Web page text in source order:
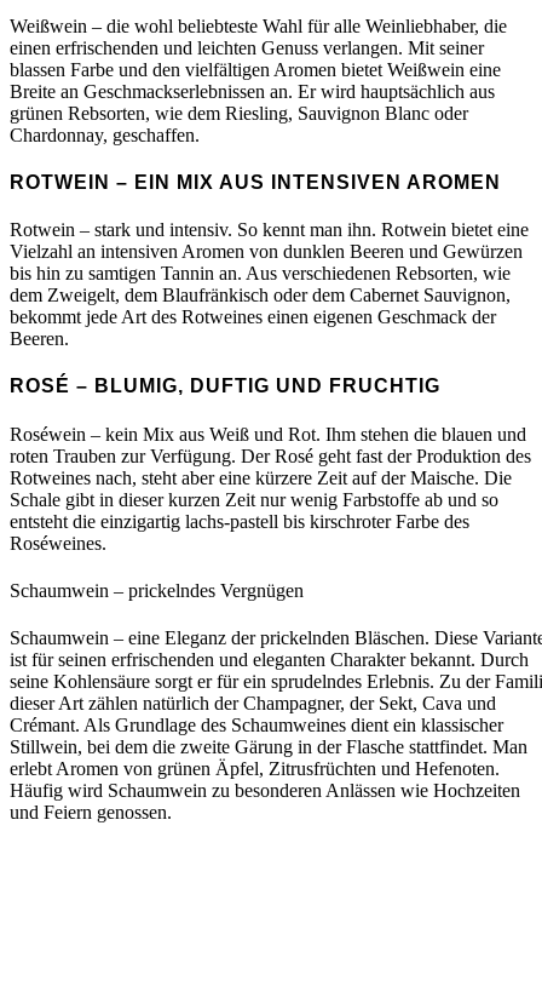
Weißwein – die wohl beliebteste Wahl für alle Weinliebhaber, die
einen erfrischenden und leichten Genuss verlangen. Mit seiner
blassen Farbe und den vielfältigen Aromen bietet Weißwein eine
Breite an Geschmackserlebnissen an. Er wird hauptsächlich aus
grünen Rebsorten, wie dem Riesling, Sauvignon Blanc oder
Chardonnay, geschaffen.
ROTWEIN – EIN MIX AUS INTENSIVEN AROMEN
Rotwein – stark und intensiv. So kennt man ihn. Rotwein bietet eine
Vielzahl an intensiven Aromen von dunklen Beeren und Gewürzen
bis hin zu samtigen Tannin an. Aus verschiedenen Rebsorten, wie
dem Zweigelt, dem Blaufränkisch oder dem Cabernet Sauvignon,
bekommt jede Art des Rotweines einen eigenen Geschmack der
Beeren.
ROSÉ – BLUMIG, DUFTIG UND FRUCHTIG
Roséwein – kein Mix aus Weiß und Rot. Ihm stehen die blauen und
roten Trauben zur Verfügung. Der Rosé geht fast der Produktion des
Rotweines nach, steht aber eine kürzere Zeit auf der Maische. Die
Schale gibt in dieser kurzen Zeit nur wenig Farbstoffe ab und so
entsteht die einzigartig lachs-pastell bis kirschroter Farbe des
Roséweines.
Schaumwein – prickelndes Vergnügen
Schaumwein – eine Eleganz der prickelnden Bläschen. Diese
ist für seinen erfrischenden und eleganten Charakter bekannt. Durch
seine Kohlensäure sorgt er für ein sprudelndes Erlebnis. Zu der
dieser Art zählen natürlich der Champagner, der Sekt, Cava und
Crémant. Als Grundlage des Schaumweines dient ein klassischer
Stillwein, bei dem die zweite Gärung in der Flasche stattfindet. Man
erlebt Aromen von grünen Äpfel, Zitrusfrüchten und Hefenoten.
Häufig wird Schaumwein zu besonderen Anlässen wie Hochzeiten
und Feiern genossen.